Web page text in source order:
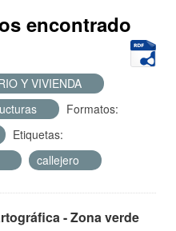
encontrado
Y VIVIENDA
Formatos:
Etiquetas:
callejero
- Zona verde